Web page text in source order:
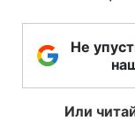
Не
Или